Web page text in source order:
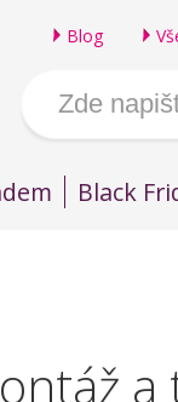
Blog
Black